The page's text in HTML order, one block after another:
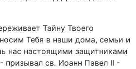
Тайну Твоего
Тебя в наши дома, семьи и
нас настоящими защитниками
призывал св. Иоанн Павел II -